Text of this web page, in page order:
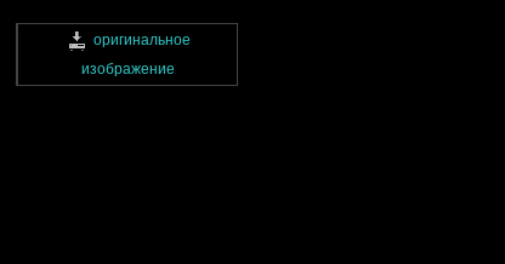
оригинальное
изображение